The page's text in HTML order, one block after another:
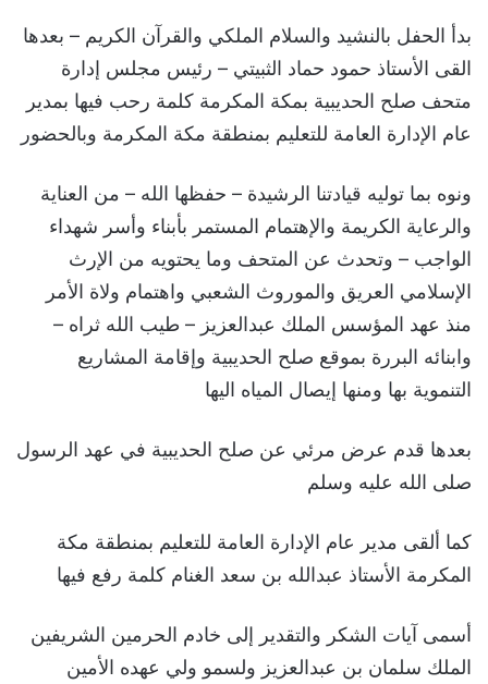
بدأ الحفل بالنشيد والسلام الملكي والقرآن الكريم – بعدها
القى الأستاذ حمود حماد الثبيتي – رئيس مجلس إدارة
متحف صلح الحديبية بمكة المكرمة كلمة رحب فيها بمدير
عام الإدارة العامة للتعليم بمنطقة مكة المكرمة وبالحضور
ونوه بما توليه قيادتنا الرشيدة – حفظها الله – من العناية
والرعاية الكريمة والإهتمام المستمر بأبناء وأسر شهداء
الواجب – وتحدث عن المتحف وما يحتويه من الإرث
الإسلامي العريق والموروث الشعبي واهتمام ولاة الأمر
منذ عهد المؤسس الملك عبدالعزيز – طيب الله ثراه –
وابنائه البررة بموقع صلح الحديبية وإقامة المشاريع
التنموية بها ومنها إيصال المياه اليها
بعدها قدم عرض مرئي عن صلح الحديبية في عهد الرسول
صلى الله عليه وسلم
كما ألقى مدير عام الإدارة العامة للتعليم بمنطقة مكة
المكرمة الأستاذ عبدالله بن سعد الغنام كلمة رفع فيها
أسمى آيات الشكر والتقدير إلى خادم الحرمين الشريفين
الملك سلمان بن عبدالعزيز ولسمو ولي عهده الأمين